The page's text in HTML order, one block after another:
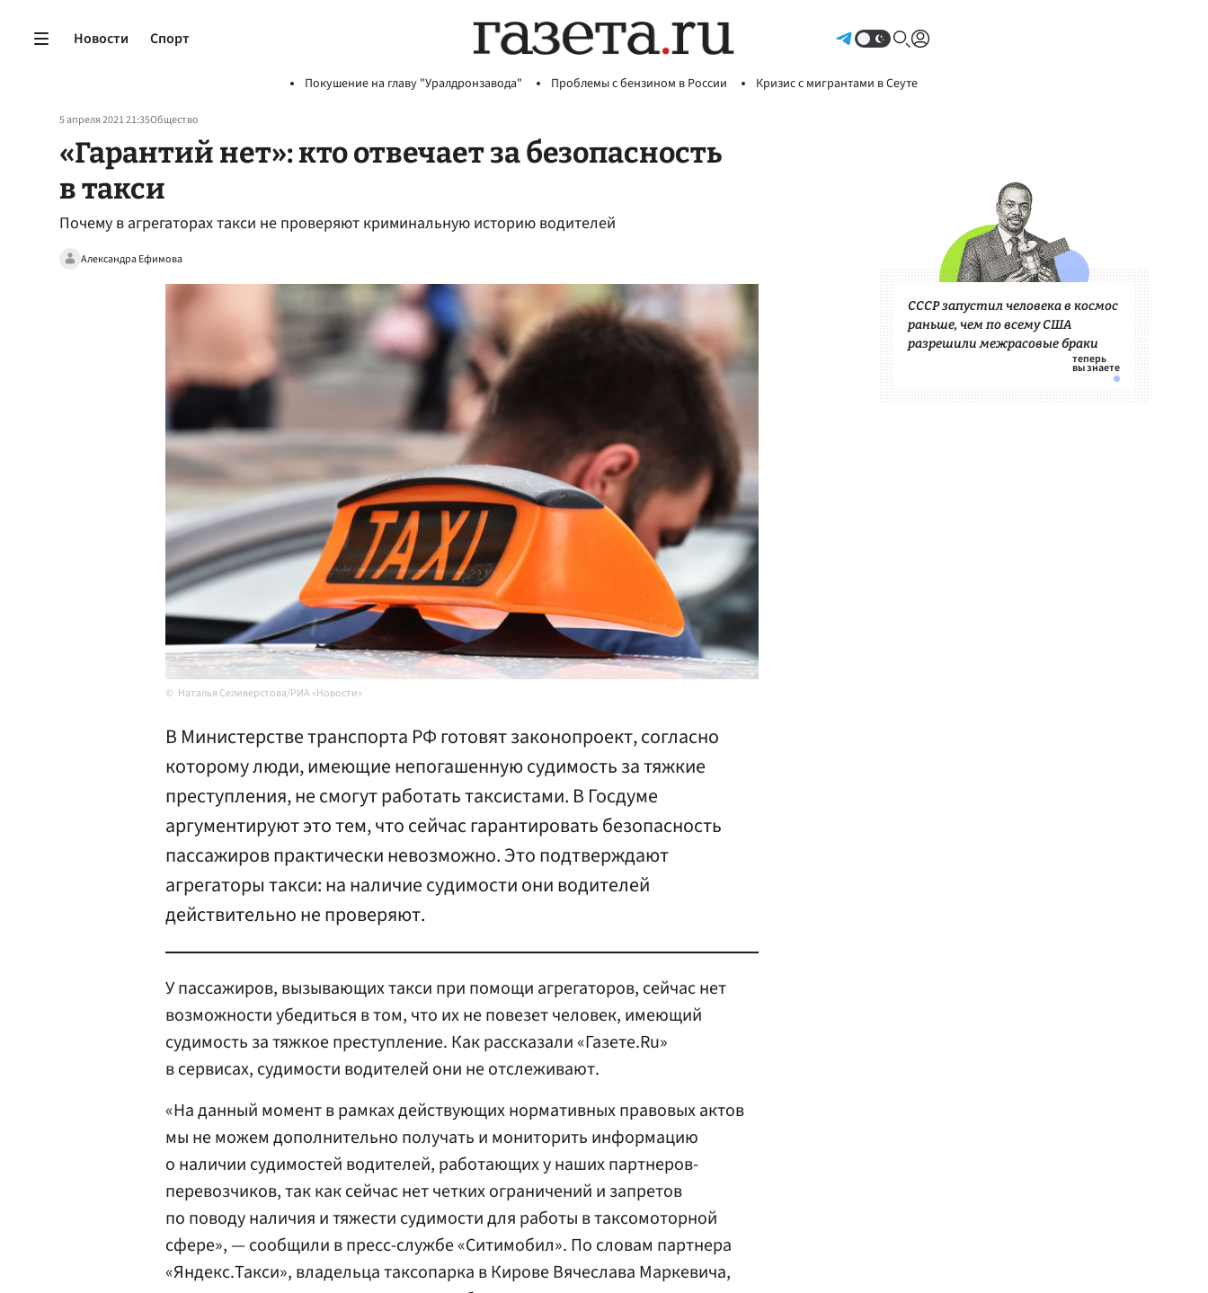
Новости Спорт
Покушение на главу "Уралдронзавода" Проблемы с бензином в России Кризис с мигрантами в Сеуте
5 апреля 2021 21:35Общество
«Гарантий нет»: кто отвечает за безопасность
в такси
Почему в агрегаторах такси не проверяют криминальную историю водителей
Александра Ефимова
Наталья Селиверстова/РИА «Новости»
В Министерстве транспорта РФ готовят законопроект, согласно
которому люди, имеющие непогашенную судимость за тяжкие
преступления, не смогут работать таксистами. В Госдуме
аргументируют это тем, что сейчас гарантировать безопасность
пассажиров практически невозможно. Это подтверждают
агрегаторы такси: на наличие судимости они водителей
действительно не проверяют.
У пассажиров, вызывающих такси при помощи агрегаторов, сейчас нет
возможности убедиться в том, что их не повезет человек, имеющий
судимость за тяжкое преступление. Как рассказали «Газете.Ru»
в сервисах, судимости водителей они не отслеживают.
«На данный момент в рамках действующих нормативных правовых актов
мы не можем дополнительно получать и мониторить информацию
о наличии судимостей водителей, работающих у наших партнеров-
перевозчиков, так как сейчас нет четких ограничений и запретов
по поводу наличия и тяжести судимости для работы в таксомоторной
сфере», — сообщили в пресс-службе «Ситимобил». По словам партнера
«Яндекс.Такси», владельца таксопарка в Кирове Вячеслава Маркевича,
СССР запустил человека в космос
раньше, чем по всему США
разрешили межрасовые браки